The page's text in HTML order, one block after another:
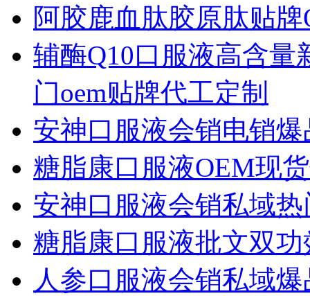
阿胶鹿血肽胶原肽贴
辅酶Q10口服液高含
门oem贴牌代工定制
安神口服液会销电销爆
糖脂康口服液OEM现
安神口服液会销私域
糖脂康口服液批文双
人参口服液会销私域